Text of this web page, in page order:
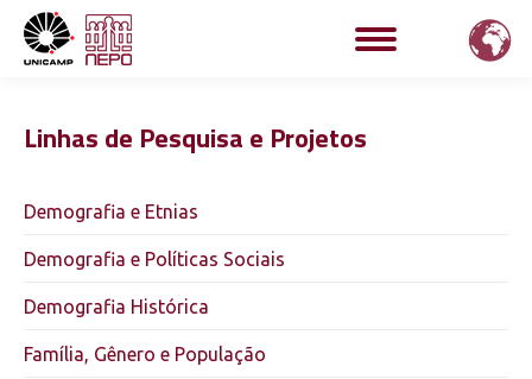
Linhas de Pesquisa e Projetos
Demografia e Etnias
Demografia e Políticas Sociais
Demografia Histórica
Família, Gênero e População